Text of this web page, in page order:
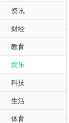
资讯
财经
教育
娱乐
科技
生活
体育